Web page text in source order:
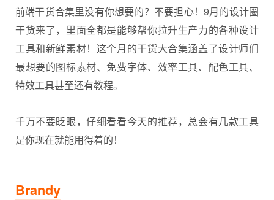
前端干货合集里没有你想要的？不要担心！9月的设计圈
干货来了，里面全都是能够帮你拉升生产力的各种设计
工具和新鲜素材！这个月的干货大合集涵盖了设计师们
最想要的图标素材、免费字体、效率工具、配色工具、
特效工具甚至还有教程。
千万不要眨眼，仔细看看今天的推荐，总会有几款工具
是你现在就能用得着的！
Brandy